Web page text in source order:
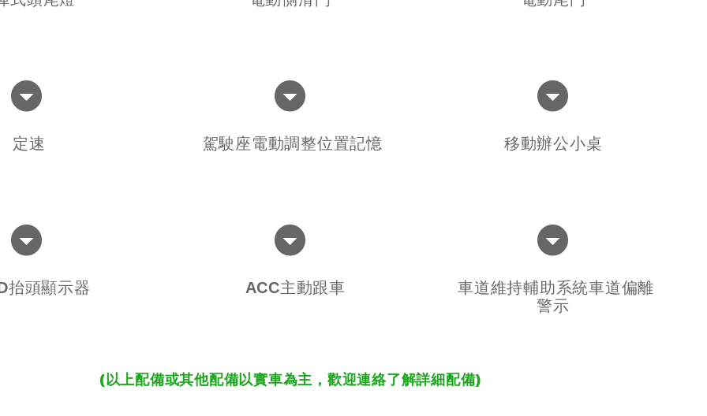
定速 駕駛座電動調整位置記憶 移動辦公小桌
頭顯示器 ACC主動跟車
車道維持輔助系統車道偏離
警示
(以上配備或其他配備以實車為主，歡迎連絡了解詳細配備)